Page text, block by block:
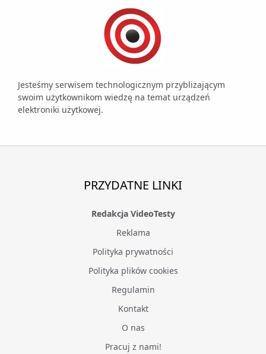
Jesteśmy serwisem technologicznym przybliżającym
swoim użytkownikom wiedzę na temat urządzeń
elektroniki użytkowej.
PRZYDATNE LINKI
Redakcja VideoTesty
Reklama
Polityka prywatności
Polityka plików cookies
Regulamin
Kontakt
O nas
Pracuj z nami!